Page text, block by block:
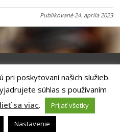
Publikované24. apríla 2023
prevádzkovateľ – MVI
Hlavné námestie, 060 01
Vyhlásenie o prístupnosti
pri poskytovaní našich služieb.
súhlas s používaním
sa viac.
Prijať všetky
Nastavenie